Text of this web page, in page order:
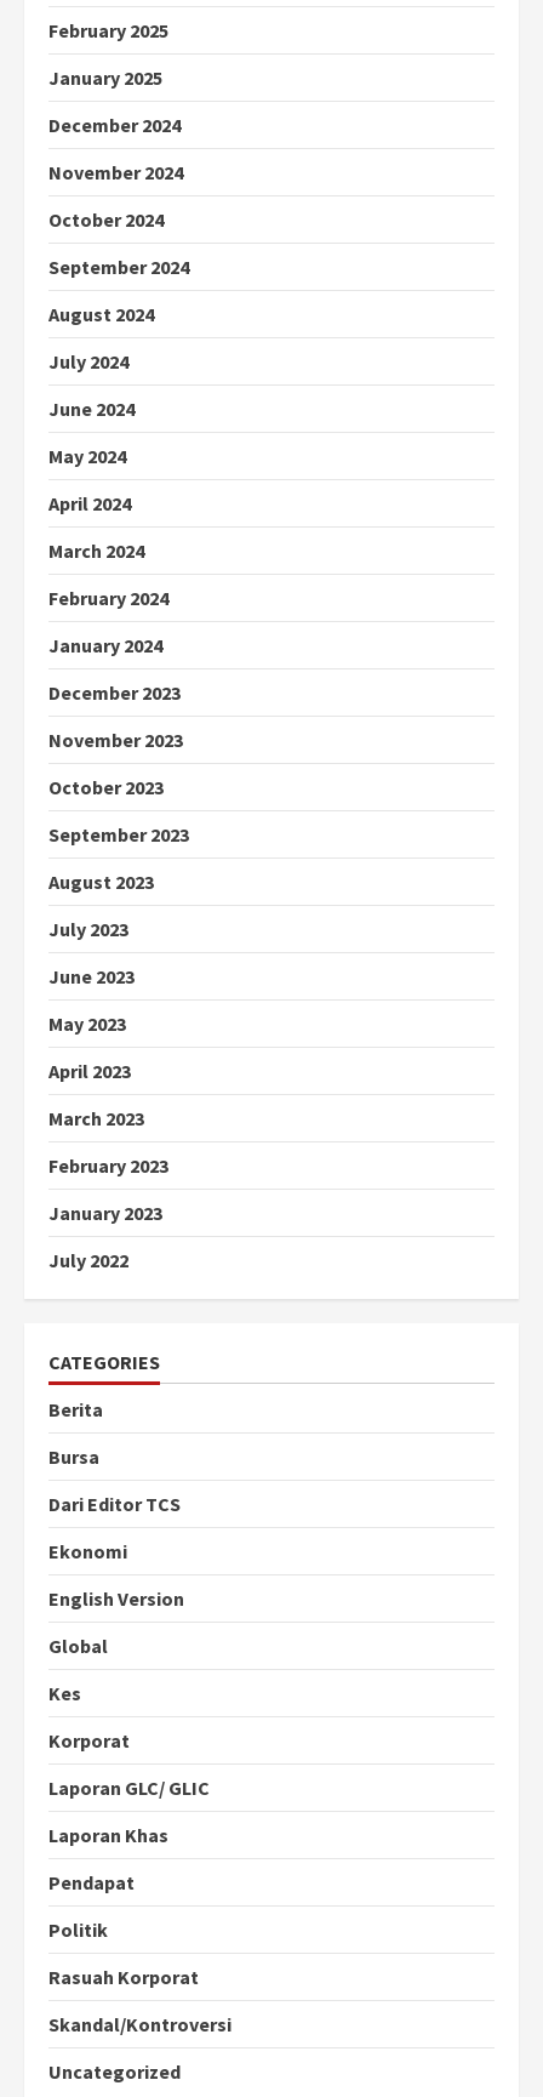
February 2025
January 2025
December 2024
November 2024
October 2024
September 2024
August 2024
July 2024
June 2024
May 2024
April 2024
March 2024
February 2024
January 2024
December 2023
November 2023
October 2023
September 2023
August 2023
July 2023
June 2023
May 2023
April 2023
March 2023
February 2023
January 2023
July 2022
CATEGORIES
Berita
Bursa
Dari Editor TCS
Ekonomi
English Version
Global
Kes
Korporat
Laporan GLC/ GLIC
Laporan Khas
Pendapat
Politik
Rasuah Korporat
Skandal/Kontroversi
Uncategorized